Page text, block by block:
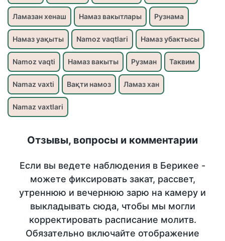
Ламазан хенаш Намаз вакытлары Рузнама
Намаз уақыты Namoz vaqtlari Намаз убактысы
Namoz vaqti Намаз вакыты Рузман Таквим
Namaz vaxti Вақти намоз Ламаз хан
Namaz vaxtlari
Отзывы, вопросы и комментарии
Если вы ведете наблюдения в Берикее -
можете фиксировать закат, рассвет,
утреннюю и вечернюю зарю на камеру и
выкладывать сюда, чтобы мы могли
корректировать расписание молитв.
Обязательно включайте отображение